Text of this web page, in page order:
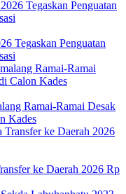
Tegaskan Penguatan
Ramai-Ramai Desak
Kades
ke Daerah 2026 Rp